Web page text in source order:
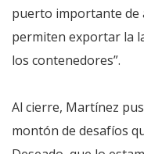
puerto importante de
permiten exportar la
los contenedores”.
Al cierre, Martínez
montón de desafíos